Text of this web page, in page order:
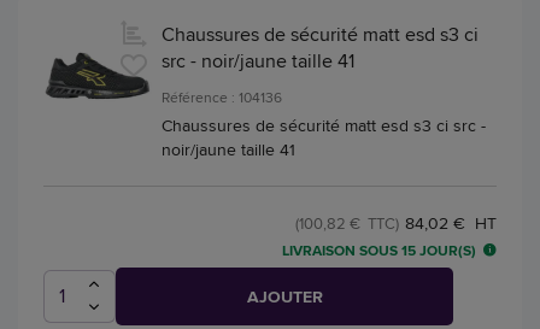
Chaussures de sécurité matt esd s3 ci
src - noir/jaune taille 41
Référence : 104136
Chaussures de sécurité matt esd s3 ci src -
noir/jaune taille 41
84,02 € HT
(100,82 € TTC)
LIVRAISON SOUS 15 JOUR(S)
AJOUTER